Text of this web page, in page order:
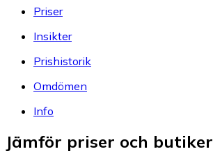
Priser
Insikter
Prishistorik
Omdömen
Info
Jämför priser och butiker